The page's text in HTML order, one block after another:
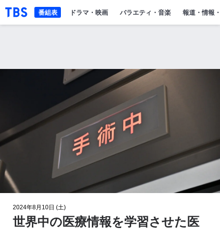
「TBSテレビ」トップページ
ドラマ・映画 バラエティ・音楽 報道・情報
番組表
2024年8月10日 (土)
世界中の医療情報を学習させた医